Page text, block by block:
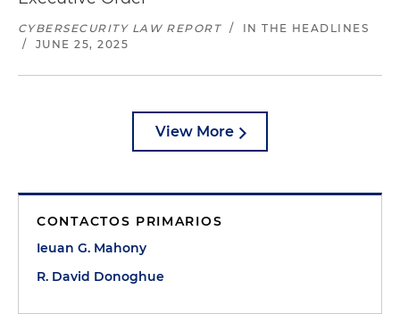
CYBERSECURITY LAW REPORT /
IN THE HEADLINES
/
JUNE 25, 2025
View More
CONTACTOS PRIMARIOS
Ieuan G. Mahony
R. David Donoghue